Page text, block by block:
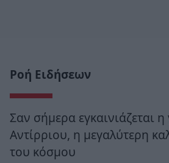
Ροή Ειδήσεων
Σαν σήμερα εγκαινιάζεται
Αντίρριου, η μεγαλύτερη
του κόσμου